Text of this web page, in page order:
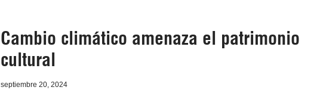
Cambio climático amenaza el patrimonio
cultural
septiembre 20, 2024